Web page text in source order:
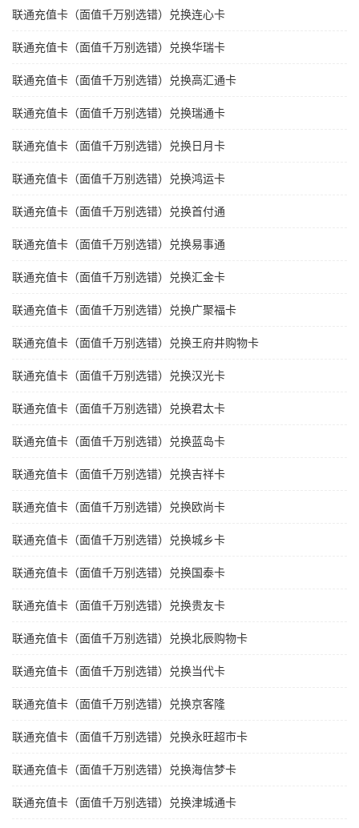
联通充值卡（面值千万别选错）兑换连心卡
联通充值卡（面值千万别选错）兑换华瑞卡
联通充值卡（面值千万别选错）兑换高汇通卡
联通充值卡（面值千万别选错）兑换瑞通卡
联通充值卡（面值千万别选错）兑换日月卡
联通充值卡（面值千万别选错）兑换鸿运卡
联通充值卡（面值千万别选错）兑换首付通
联通充值卡（面值千万别选错）兑换易事通
联通充值卡（面值千万别选错）兑换汇金卡
联通充值卡（面值千万别选错）兑换广聚福卡
联通充值卡（面值千万别选错）兑换王府井购物卡
联通充值卡（面值千万别选错）兑换汉光卡
联通充值卡（面值千万别选错）兑换君太卡
联通充值卡（面值千万别选错）兑换蓝岛卡
联通充值卡（面值千万别选错）兑换吉祥卡
联通充值卡（面值千万别选错）兑换欧尚卡
联通充值卡（面值千万别选错）兑换城乡卡
联通充值卡（面值千万别选错）兑换国泰卡
联通充值卡（面值千万别选错）兑换贵友卡
联通充值卡（面值千万别选错）兑换北辰购物卡
联通充值卡（面值千万别选错）兑换当代卡
联通充值卡（面值千万别选错）兑换京客隆
联通充值卡（面值千万别选错）兑换永旺超市卡
联通充值卡（面值千万别选错）兑换海信梦卡
联通充值卡（面值千万别选错）兑换津城通卡